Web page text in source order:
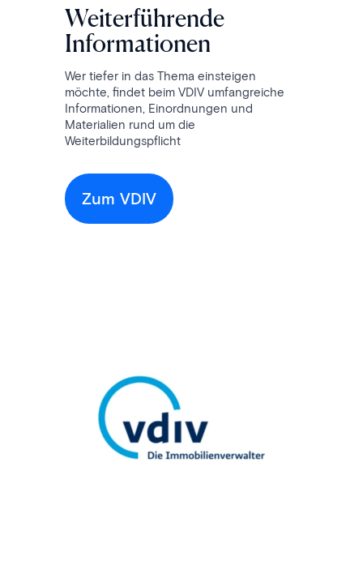
Weiterführende
Informationen
Wer tiefer in das Thema einsteigen
möchte, findet beim VDIV umfangreiche
Informationen, Einordnungen und
Materialien rund um die
Weiterbildungspflicht
Zum VDIV